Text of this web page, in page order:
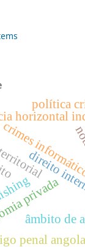
direito
âmbito de
privada
horizontal
penal
crimes
política